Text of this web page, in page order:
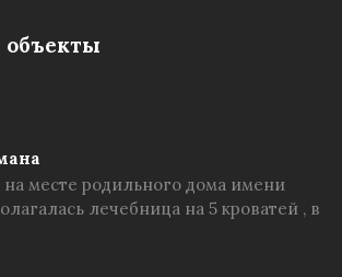
на месте родильного дома имени
лечебница на 5 кроватей , в